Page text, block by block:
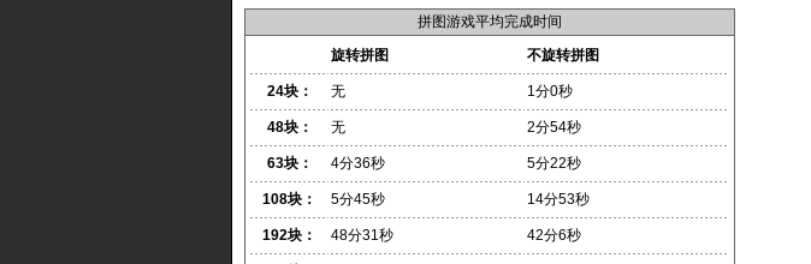
拼图游戏平均完成时间
旋转拼图
不旋转拼图
24块： 无 1分0秒
48块： 无 2分54秒
63块： 4分36秒 5分22秒
108块： 5分45秒 14分53秒
192块： 48分31秒 42分6秒